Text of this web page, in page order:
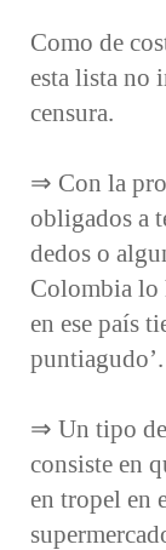
Como de
esta lista no
censura.
⇒ Con la
obligados a
dedos o
Colombia lo
en ese país
puntiagudo’.
⇒ Un tipo de
consiste en
en tropel en